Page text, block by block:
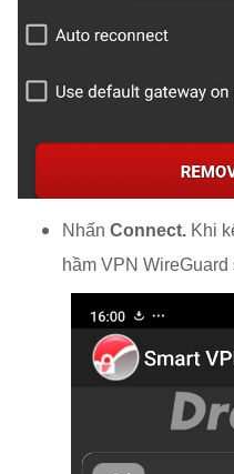
Nhấn Connect. Khi
hầm VPN